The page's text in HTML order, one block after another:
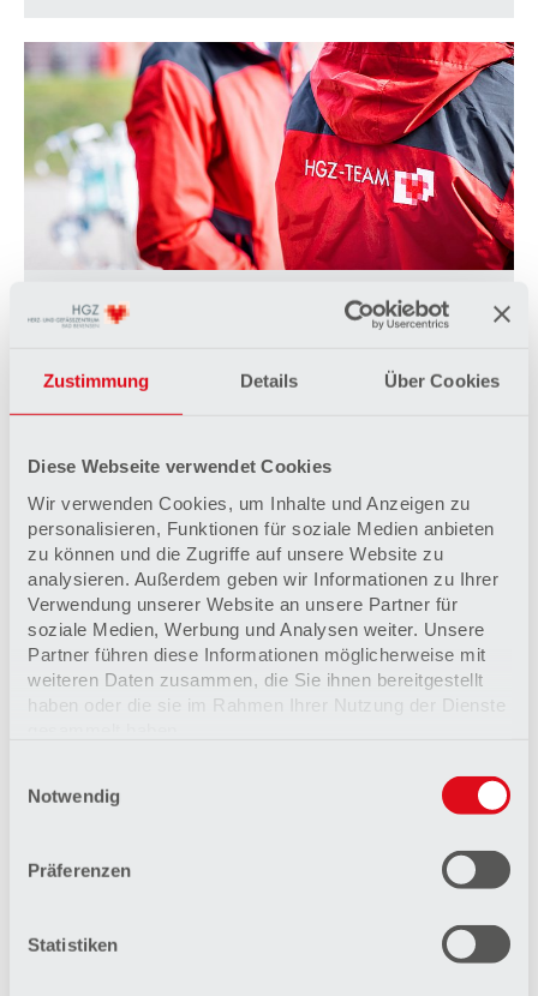
Zustimmung Details Über Cookies
Diese Webseite verwendet Cookies
Wir verwenden Cookies, um Inhalte und Anzeigen zu
personalisieren, Funktionen für soziale Medien anbieten
zu können und die Zugriffe auf unsere Website zu
analysieren. Außerdem geben wir Informationen zu Ihrer
Verwendung unserer Website an unsere Partner für
soziale Medien, Werbung und Analysen weiter. Unsere
Partner führen diese Informationen möglicherweise mit
weiteren Daten zusammen, die Sie ihnen bereitgestellt
haben oder die sie im Rahmen Ihrer Nutzung der Dienste
Impressum
Notwendig
Präferenzen
Statistiken
Interdisziplinärer Ansatz
Disziplinen einen großen Stellenwert – für die
Sicherheit und zum Wohl der Patienten.
Besondere Team-Arbeit: Viele Experten
zusammen, damit Ihre Reha erfolgreich verläuft.